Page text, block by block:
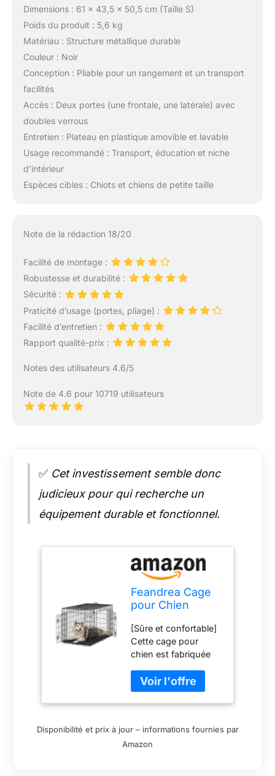
Dimensions : 61 x 43,5 x 50,5 cm (Taille S)
Poids du produit : 5,6 kg
Matériau : Structure métallique durable
Couleur : Noir
Conception : Pliable pour un rangement et un transport
facilités
Accès : Deux portes (une frontale, une latérale) avec
doubles verrous
Entretien : Plateau en plastique amovible et lavable
Usage recommandé : Transport, éducation et niche
d’intérieur
Espèces cibles : Chiots et chiens de petite taille
Note de la rédaction 18/20
Facilité de montage :
Robustesse et durabilité :
Sécurité :
Praticité d’usage (portes, pliage) :
Facilité d’entretien :
Rapport qualité-prix :
Notes des utilisateurs 4.6/5
Note de 4.6 pour 10719 utilisateurs
✅ Cet investissement semble donc
judicieux pour qui recherche un
équipement durable et fonctionnel.
Feandrea Cage
pour Chien
Portes, Plateau
Amovible, 136 x
79 x 87 cm,
Taille XXXL, Noir
PPD054B01
[Sûre et confortable]
Cette cage pour
chien est fabriquée
durable, solide et
résistant à la rouille
avec une surface
tranchants. Voici un
endroit sûr et
Disponibilité et prix à jour – informations fournies par
Amazon